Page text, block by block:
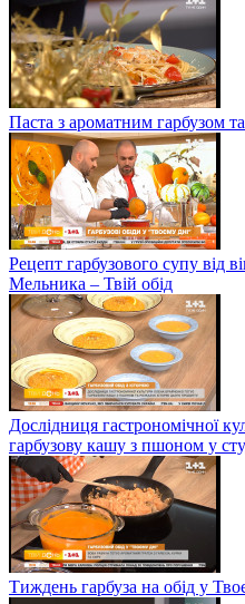
Паста з ароматним гарбузом
Рецепт гарбузового супу від
Мельника – Твій обід
Дослідниця гастрономічної
гарбузову кашу з пшоном у
Тиждень гарбуза на обід у